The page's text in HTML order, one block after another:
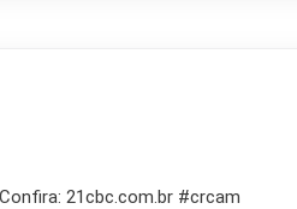
21cbc.com.br #crcam